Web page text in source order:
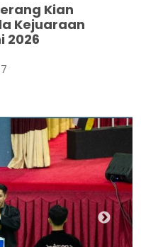
Kian
Kejuaraan
2026